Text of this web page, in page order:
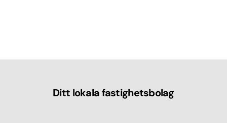
Ditt lokala fastighetsbolag